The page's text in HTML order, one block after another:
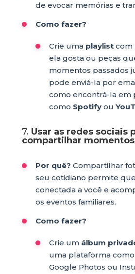
de evocar memórias e
Como fazer?
Crie uma playlistcom
ela gosta ou peças
momentos passados
pode enviá-la por
como encontrá-la em
como Spotifyou
7. Usar as redes sociais
compartilhar
Por quê? Compartilhar
seu cotidiano permite
conectada a você e
os eventos familiares.
Como fazer?
Crie um álbum
uma plataforma
Google Photos ou